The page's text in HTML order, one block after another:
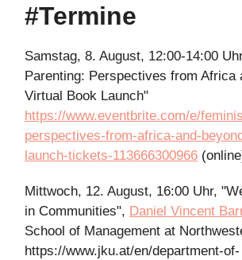
#Termine
Samstag, 8. August, 12:00-14:00
Parenting: Perspectives from Africa
Virtual Book Launch"
https://www.eventbrite.com/e/
perspectives-from-africa-and-
launch-tickets-113666300966
Mittwoch, 12. August, 16:00 Uhr,
in Communities", Daniel Vincent
School of Management at
https://www.jku.at/en/department-of-